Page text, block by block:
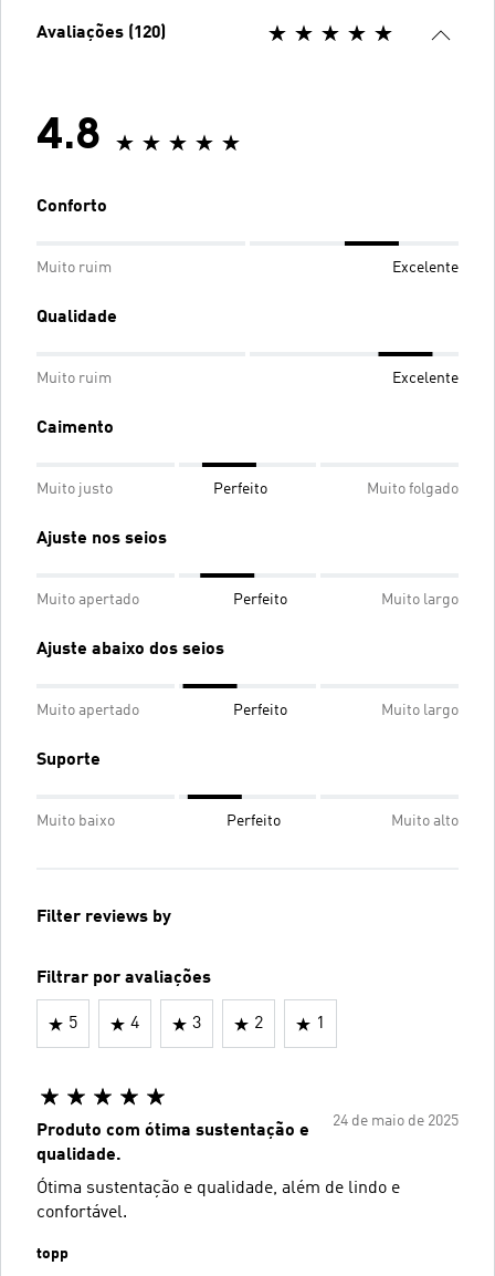
Avaliações (120)
4.8
Conforto
Muito ruim Excelente
Qualidade
Muito ruim Excelente
Caimento
Muito justo Perfeito Muito folgado
Ajuste nos seios
Muito apertado Perfeito Muito largo
Ajuste abaixo dos seios
Muito apertado Perfeito Muito largo
Suporte
Muito baixo Perfeito Muito alto
Filter reviews by
Filtrar por avaliações
5 4 3 2 1
24 de maio de 2025
Produto com ótima sustentação e
qualidade.
Ótima sustentação e qualidade, além de lindo e
confortável.
topp